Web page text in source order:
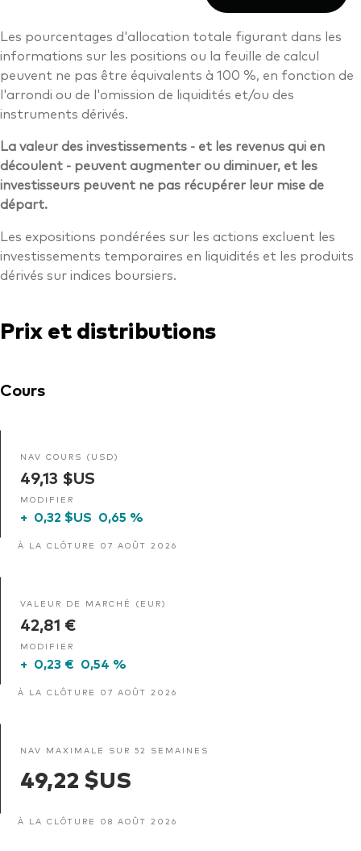
Les pourcentages d'allocation totale figurant dans les
informations sur les positions ou la feuille de calcul
peuvent ne pas être équivalents à 100 %, en fonction de
l'arrondi ou de l'omission de liquidités et/ou des
instruments dérivés.
La valeur des investissements - et les revenus qui en
découlent - peuvent augmenter ou diminuer, et les
investisseurs peuvent ne pas récupérer leur mise de
départ.
Les expositions pondérées sur les actions excluent les
investissements temporaires en liquidités et les produits
dérivés sur indices boursiers.
Prix et distributions
Cours
NAV COURS (USD)
49,13 $US
MODIFIER
+ 0,32 $US 0,65 %
À LA CLÔTURE 07 AOÛT 2026
VALEUR DE MARCHÉ (EUR)
42,81 €
MODIFIER
+ 0,23 € 0,54 %
À LA CLÔTURE 07 AOÛT 2026
NAV MAXIMALE SUR 52 SEMAINES
49,22 $US
À LA CLÔTURE 08 AOÛT 2026